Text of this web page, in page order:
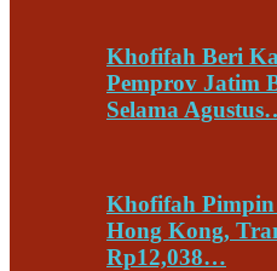
Khofifah Beri
Pemprov Jatim
Selama
Khofifah
Hong Kong,
Rp12,038…